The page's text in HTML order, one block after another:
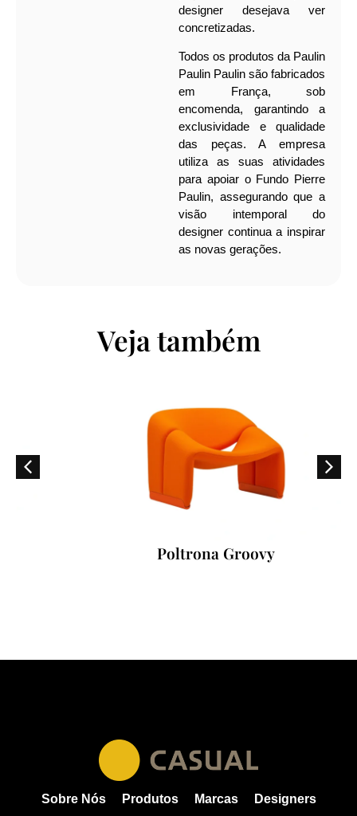
designer desejava ver
concretizadas.
Todos os produtos da Paulin
Paulin Paulin são fabricados
em França, sob
encomenda, garantindo a
exclusividade e qualidade
das peças. A empresa
utiliza as suas atividades
para apoiar o Fundo Pierre
Paulin, assegurando que a
visão intemporal do
designer continua a inspirar
as novas gerações.
Veja também
Poltrona Groovy
Sobre Nós Produtos Marcas Designers